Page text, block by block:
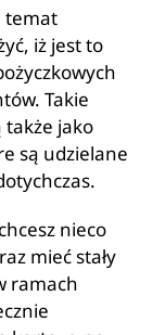
temat
iż jest to
Takie
jako
są udzielane
nieco
mieć stały
ramach